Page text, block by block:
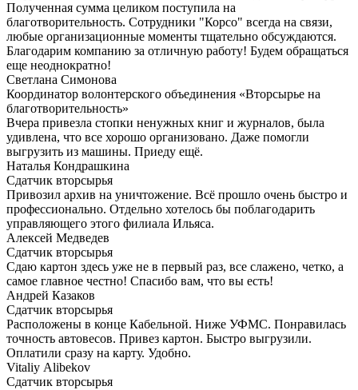
Полученная сумма целиком поступила на
благотворительность. Сотрудники "Корсо" всегда на связи,
любые организационные моменты тщательно обсуждаются.
Благодарим компанию за отличную работу! Будем обращаться
еще неоднократно!
Светлана Симонова
Координатор волонтерского объединения «Вторсырье на
благотворительность»
Вчера привезла стопки ненужных книг и журналов, была
удивлена, что все хорошо организовано. Даже помогли
выгрузить из машины. Приеду ещё.
Наталья Кондрашкина​
Сдатчик вторсырья
Привозил архив на уничтожение. Всё прошло очень быстро и
профессионально. Отдельно хотелось бы поблагодарить
управляющего этого филиала Ильяса.
Алексей Медведев
Сдатчик вторсырья​
Сдаю картон здесь уже не в первый раз, все слажено, четко, а
самое главное честно! Спасибо вам, что вы есть!
Андрей Казаков
Сдатчик вторсырья
Расположены в конце Кабельной. Ниже УФМС. Понравилась
точность автовесов. Привез картон. Быстро выгрузили.
Оплатили сразу на карту. Удобно.
​Vitaliy Аlibekov
Сдатчик вторсырья​